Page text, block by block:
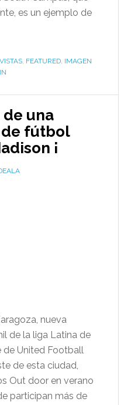
es un ejemplo de
, FEATURED, IMAGEN
de una
fútbol
¡
nueva
de la liga Latina de
United Football
de esta ciudad,
Out door en verano
participan más de